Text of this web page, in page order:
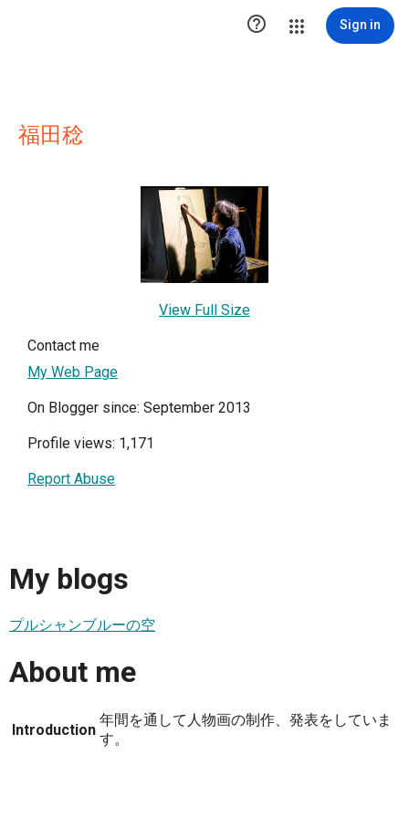
 Sign in
福田稔
View Full Size
Contact me
My Web Page
On Blogger since: September 2013
Profile views: 1,171
Report Abuse
My blogs
プルシャンブルーの空
About me
Introduction
年間を通して人物画の制作、発表をしていま
す。